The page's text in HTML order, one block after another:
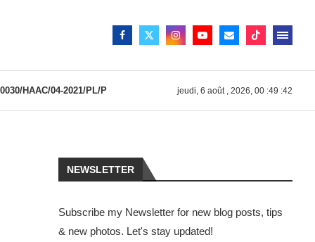
HAAC/04-2021/PL/P jeudi, 6 août , 2026, 00 :49 :42
NEWSLETTER
Subscribe my Newsletter for new blog posts, tips
& new photos. Let's stay updated!